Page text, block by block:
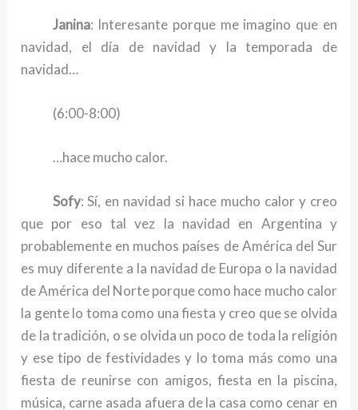
Janina: Interesante porque me imagino que en
navidad, el día de navidad y la temporada de
navidad…
(6:00-8:00)
…hace mucho calor.
Sofy: Sí, en navidad si hace mucho calor y creo
que por eso tal vez la navidad en Argentina y
probablemente en muchos países de América del Sur
es muy diferente a la navidad de Europa o la navidad
de América del Norte porque como hace mucho calor
la gente lo toma como una fiesta y creo que se olvida
de la tradición, o se olvida un poco de toda la religión
y ese tipo de festividades y lo toma más como una
fiesta de reunirse con amigos, fiesta en la piscina,
música, carne asada afuera de la casa como cenar en